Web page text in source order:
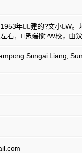
年建的?文小W
右，凫端搅?W校，由
Sungai Liang,